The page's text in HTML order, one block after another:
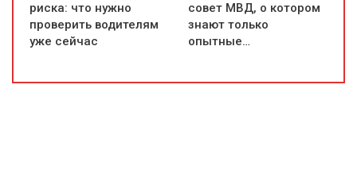
риска: что нужно
проверить водителям
уже сейчас
совет МВД, о котором
знают только
опытные…